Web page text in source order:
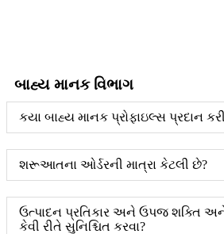
બાહ્ય માનક વિભાગ
કયા બાહ્ય માનક પ્રોફાઇલ્સ પ્રદાન
શરૂઆતના ઓર્ડરની માત્રા કેટલી છે?
ઉત્પાદન પ્રતિકાર અને ઉપજ શક્તિ
કેવી રીતે સુનિશ્ચિત કરવા?